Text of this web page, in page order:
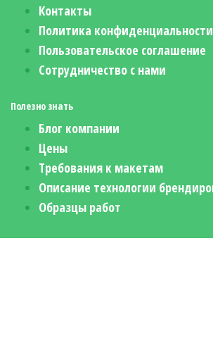
Контакты
Политика конфиденциальности
Пользовательское соглашение
Сотрудничество с нами
Полезно знать
Блог компании
Цены
Требования к макетам
Описание технологии
Образцы работ